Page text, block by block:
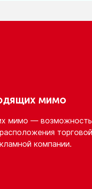
мимо
мимо — возможность
компании.